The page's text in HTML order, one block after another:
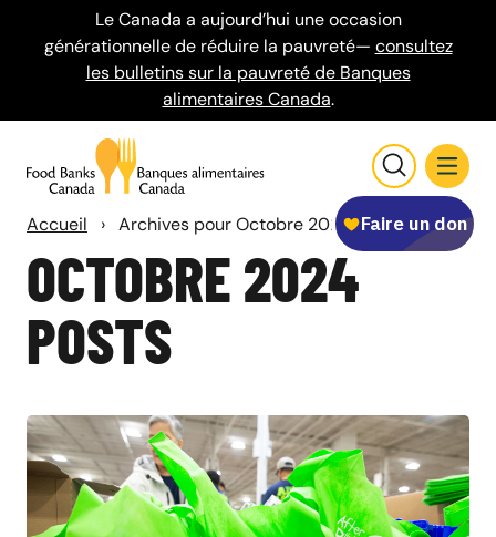
Le Canada a aujourd’hui une occasion
générationnelle de réduire la pauvreté— consultez
les bulletins sur la pauvreté de Banques
alimentaires Canada.
Accueil › Archives pour Octobre 2024
OCTOBRE 2024
POSTS